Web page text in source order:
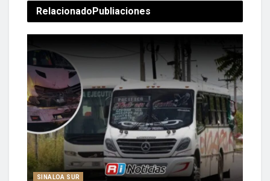
RelacionadoPubliaciones
SINALOA SUR